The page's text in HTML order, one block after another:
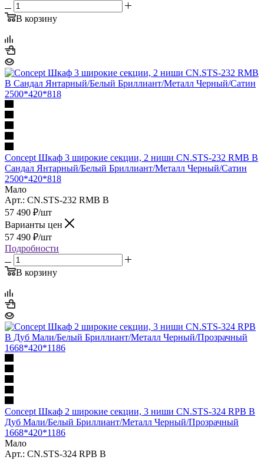
В корзину
Concept Шкаф 3 широкие секции, 2 ниши CN.STS-232 RMB B
Сандал Янтарный/Белый Бриллиант/Металл Черный/Сатин
2500*420*818
Мало
Арт.: CN.STS-232 RMB B
57 490 ₽/шт
Варианты цен
57 490 ₽/шт
Подробности
В корзину
Concept Шкаф 2 широкие секции, 3 ниши CN.STS-324 RPB B
Дуб Мали/Белый Бриллиант/Металл Черный/Прозрачный
1668*420*1186
Мало
Арт.: CN.STS-324 RPB B